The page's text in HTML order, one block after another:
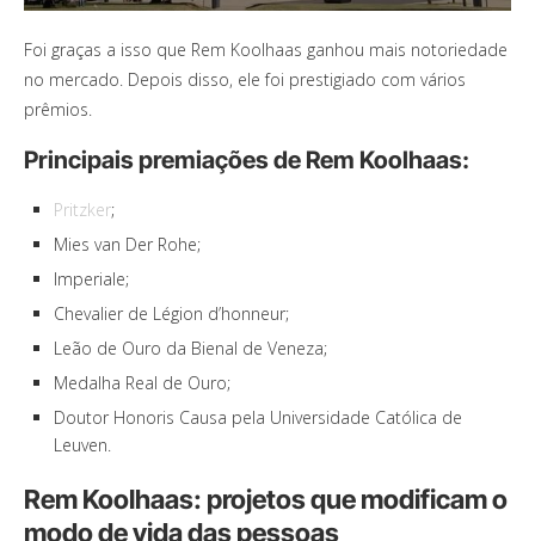
Foi graças a isso que Rem Koolhaas ganhou mais notoriedade
no mercado. Depois disso, ele foi prestigiado com vários
prêmios.
Principais premiações de Rem Koolhaas:
Pritzker;
Mies van Der Rohe;
Imperiale;
Chevalier de Légion d’honneur;
Leão de Ouro da Bienal de Veneza;
Medalha Real de Ouro;
Doutor Honoris Causa pela Universidade Católica de
Leuven.
Rem Koolhaas: projetos que modificam o
modo de vida das pessoas